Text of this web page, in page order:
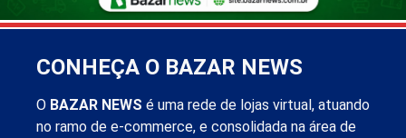
CONHEÇA O BAZAR NEWS
O BAZAR NEWS é uma rede de lojas virtual, atuando
no ramo de e-commerce, e consolidada na área de